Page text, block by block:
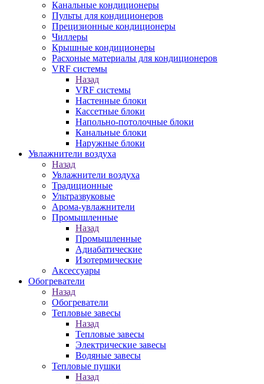
Канальные кондиционеры
Пульты для кондиционеров
Прецизионные кондиционеры
Чиллеры
Крышные кондиционеры
Расхоные материалы для кондиционеров
VRF системы
Назад
VRF системы
Настенные блоки
Кассетные блоки
Напольно-потолочные блоки
Канальные блоки
Наружные блоки
Увлажнители воздуха
Назад
Увлажнители воздуха
Традиционные
Ультразвуковые
Арома-увлажнители
Промышленныe
Назад
Промышленныe
Адиабатические
Изотермические
Аксессуары
Обогреватели
Назад
Обогреватели
Тепловые завесы
Назад
Тепловые завесы
Электрические завесы
Водяные завесы
Тепловые пушки
Назад